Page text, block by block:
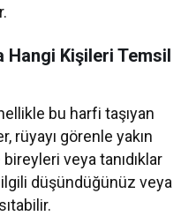
Hangi Kişileri Temsil
bu harfi taşıyan
rüyayı görenle yakın
veya tanıdıklar
düşündüğünüz veya